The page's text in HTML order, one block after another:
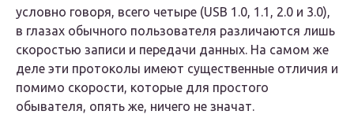
условно говоря, всего четыре (USB 1.0, 1.1, 2.0 и 3.0),
в глазах обычного пользователя различаются лишь
скоростью записи и передачи данных. На самом же
деле эти протоколы имеют существенные отличия и
помимо скорости, которые для простого
обывателя, опять же, ничего не значат.